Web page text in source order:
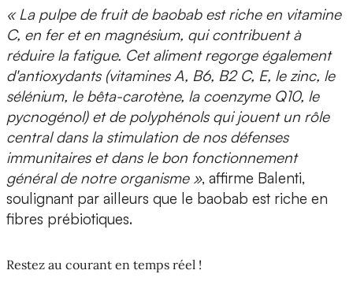
« La pulpe de fruit de baobab est riche en vitamine
C, en fer et en magnésium, qui contribuent à
réduire la fatigue. Cet aliment regorge également
d'antioxydants (vitamines A, B6, B2 C, E, le zinc, le
sélénium, le bêta-carotène, la coenzyme Q10, le
pycnogénol) et de polyphénols qui jouent un rôle
central dans la stimulation de nos défenses
immunitaires et dans le bon fonctionnement
général de notre organisme », affirme Balenti,
soulignant par ailleurs que le baobab est riche en
fibres prébiotiques.
Restez au courant en temps réel !